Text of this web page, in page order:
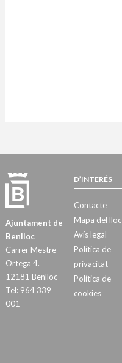
Ajuntament de
Benlloc
Carrer Mestre
Ortega 4.
12181 Benlloc
Tel: 964 339
001
D’INTERÉS
Contacte
Mapa del lloc
Avís legal
Política de
privacitat
Política de
cookies